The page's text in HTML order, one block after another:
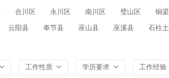
合川区 永川区 南川区 璧山区 铜
云阳县 奉节县 巫山县 巫溪县 石柱
工作性质 学历要求 工作经验